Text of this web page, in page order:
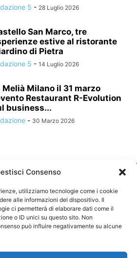
5 - 28 Luglio 2026
San Marco, tre
estive al ristorante
di Pietra
5 - 14 Luglio 2026
Melià Milano il 31 marzo
Restaurant R-Evolution
business...
- 30 Marzo 2026
CHI SIAMO
Consenso
utilizziamo tecnologie come i cookie
alle informazioni del dispositivo. Il
ci permetterà di elaborare dati come il
o ID unici su questo sito. Non
può influire negativamente su alcune